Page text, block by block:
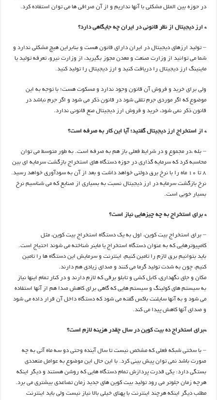
در حوزه بین الملل مشکلی با آنها نداریم و از آن صرافی ها می توان استفاده کرد.
* ارز دیجیتال از نظر قانونی در ایران چه جایگاهی دارد؟
– تولید ارزهای دیجیتال در ایران دارای قانون هست و بنابراین هیچ مشکلی ندارد و
شما می توانید از وزارت صنعت و معدن مجوز بگیرید، از وزارت نیرو، تعرفه تولید یا
ماینینگ ارز دیجیتال را دریافت کنید و ارز دیجیتال را تولید کنید.
ولی برای خرید و فروش آن قانون وجود ندارد و مسکوت هست؛ با توجه به این
موضوع که اگر موردی جرم تلقی شود در قانون ذکر می شود و اگر جرم نباشد در
قانون ذکر نمی شود، خرید و فروش ارز دیجیتال منع قانونی ندارد.
* از استخراج ارز دیجیتال گفتید؛ آیا این کار به صرفه است؟
– بله ،در مجموع و در شرایط فعلی باز هم به صرفه است. به طور متوسط می توان
محاسبه کرد که سرمایه گذاری در حوزه دستگاه های استخراج بازگشت سرمایه ای بین
۸ تا ۱۰ ماه را با نرخ برق دولتی خواهد داشت و بعد از آن به سودآوری خواهد رسید.
نرخ بازگشت سرمایه در ارز دیجیتال نسبت به بسیاری از صنایع که می شناسیم نرخ
بسیار خوبی است.
* برای استخراج به چه چیزهایی نیاز است؟
– برای استخراج بیت کوین، اول به یک دستگاه استخراج بیت کوین، مثل
کامپیوترهایی که به عنوان دستگاه استخراج یا ماینر شناخته می شوند احتیاج است.
باید بتوانیم برق لازم را تامین کنیم، اینترنت و سرمایش این دستگاه ها را تامین
کنیم، چون به شدت تولید گرما می کنند و صدای زیادی هم دارند.
مکان و جای نگهداری، کابل کشی و تابلو برقی که لازم دارند و در کنار تمام اینها نیاز
به سیستم های کولینگ و سیستم هایی که گاهی برای کاهش صدا هم از آنها استفاده
می شود و به آنها سایلنت باکس گفته می شود که دستگاه داخل آن قرار داده می شود
و صدای آنها کاهش پیدا می کند.
*برای استخراج ده بیت کوین در سال چقدر هزینه لازم است؟
– با سختی شبکه فعلی که مشخص نیست تا سال آینده وحتی دو سه ماه آتی به چه
صورت باشد نمی توان پیش بینی کرد. با این حال این موضوع به عوامل متعددی
بستگی دارد: یکی قدرت پردازش تمام دستگاه هایی که روشن هستند و دیگر اینکه
هرچه زمان جلوتر می رود تولید بیت کوین های جدید زمان تصاعدی بیشتری می برد.
مطلب دیگر اینکه هرچند اینترنت با پهنای خیلی بالا نیاز نیست ولی باید اینترنت